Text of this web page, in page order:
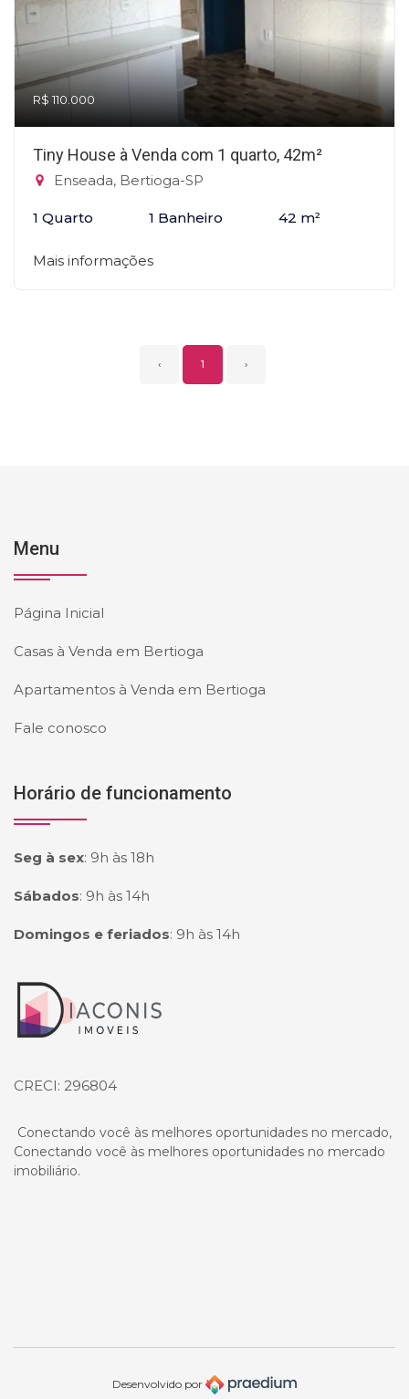
R$ 110.000
Tiny House à Venda com 1 quarto, 42m²
Enseada, Bertioga-SP
1 Quarto 1 Banheiro 42 m²
Mais informações
‹ 1 ›
Menu
Página Inicial
Casas à Venda em Bertioga
Apartamentos à Venda em Bertioga
Fale conosco
Horário de funcionamento
Seg à sex: 9h às 18h
Sábados: 9h às 14h
Domingos e feriados: 9h às 14h
Página inicial
CRECI: 296804
Conectando você às melhores oportunidades no mercado,
Conectando você às melhores oportunidades no mercado
imobiliário.
Desenvolvido por